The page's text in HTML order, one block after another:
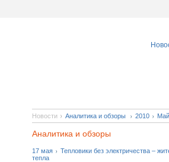
Новости Аналитика и обзоры 2010 Май
Аналитика и обзоры
17 мая
Тепловики без электричества –
тепла